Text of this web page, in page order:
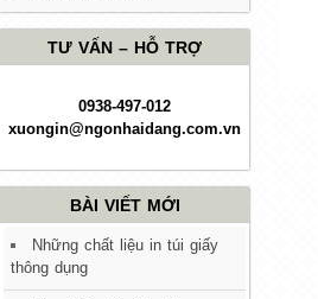
TƯ VẤN – HỖ TRỢ
0938-497-012
xuongin@ngonhaidang.com.vn
BÀI VIẾT MỚI
Những chất liệu in túi giấy
thông dụng